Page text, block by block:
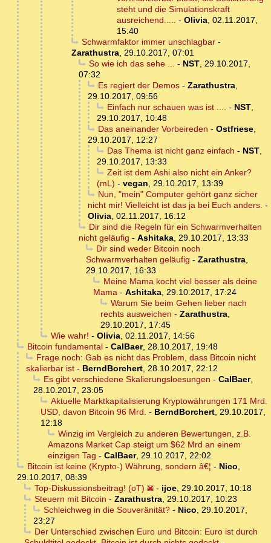
steht und die Simulationskraft
ausreichend..... - Olivia, 02.11.2017,
15:40
Schwarmfaktor immer unschlagbar-
Zarathustra, 29.10.2017, 07:01
So wie ich das sehe ... - NST, 29.10.2017,
07:32
Es regiert der Demos- Zarathustra,
29.10.2017, 09:56
Einfach nur schauen was ist .... - NST,
29.10.2017, 10:48
Das aneinander Vorbeireden - Ostfriese,
29.10.2017, 12:27
Das Thema ist nicht ganz einfach - NST,
29.10.2017, 13:33
Zeit ist dem Ashi also nicht ein Anker?
(mL) - vegan, 29.10.2017, 13:39
Nun, "mein" Computer gehört ganz sicher
nicht mir! Vielleicht ist das ja bei Euch anders. -
Olivia, 02.11.2017, 16:12
Dir sind die Regeln für ein Schwarmverhalten
nicht geläufig - Ashitaka, 29.10.2017, 13:33
Dir sind weder Bitcoin noch
Schwarmverhalten geläufig - Zarathustra,
29.10.2017, 16:33
Meine Mama kocht viel besser als deine
Mama - Ashitaka, 29.10.2017, 17:24
Warum Sie beim Gehen lieber nach
rechts ausweichen - Zarathustra,
29.10.2017, 17:45
Wie wahr! - Olivia, 02.11.2017, 14:56
Bitcoin fundamental- CalBaer, 28.10.2017, 19:48
Frage noch: Gab es nicht das Problem, dass Bitcoin nicht
skalierbar ist - BerndBorchert, 28.10.2017, 22:12
Es gibt verschiedene Skalierungsloesungen - CalBaer,
28.10.2017, 23:05
Aktuelle Marktkapitalisierung Kryptowährungen 171 Mrd.
USD, davon Bitcoin 96 Mrd. - BerndBorchert, 29.10.2017,
12:18
Winzig im Vergleich zu anderen Bewertungen, z.B.
Amazons Market Cap steigt um $62 Mrd an einem
einzigen Tag - CalBaer, 29.10.2017, 22:02
Bitcoin ist keine (Krypto-) Währung, sondern â€¦ - Nico,
29.10.2017, 08:39
Top-Diskussionsbeitrag! (oT)
- ijoe, 29.10.2017, 10:18
Steuern mit Bitcoin - Zarathustra, 29.10.2017, 10:23
Schleichweg in die Souveränität?- Nico, 29.10.2017,
23:27
Der Unterschied zwischen Euro und Bitcoin: Euro ist durch